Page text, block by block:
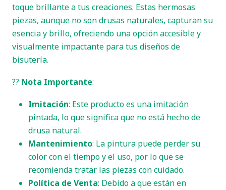
toque brillante a tus creaciones. Estas hermosas
piezas, aunque no son drusas naturales, capturan su
esencia y brillo, ofreciendo una opción accesible y
visualmente impactante para tus diseños de
bisutería.
?? Nota Importante:
Imitación: Este producto es una imitación
pintada, lo que significa que no está hecho de
drusa natural.
Mantenimiento: La pintura puede perder su
color con el tiempo y el uso, por lo que se
recomienda tratar las piezas con cuidado.
Política de Venta: Debido a que están en